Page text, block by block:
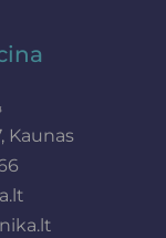
Kaunas